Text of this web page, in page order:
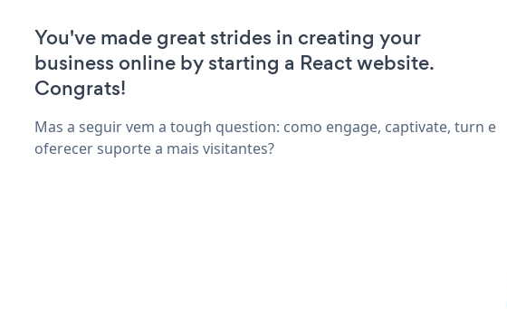
You've made great strides in creating your
business online by starting a React website.
Congrats!
Mas a seguir vem a tough question: como engage, captivate, turn e
oferecer suporte a mais visitantes?